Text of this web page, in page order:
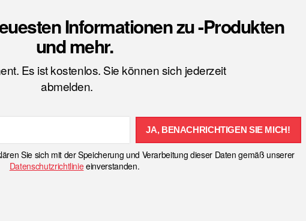
Informationen zu -Produkten
und mehr.
Es ist kostenlos. Sie können sich jederzeit
abmelden.
JA, BENACHRICHTIGEN SIE MICH!
Sie sich mit der Speicherung und Verarbeitung dieser Daten gemäß unserer
Datenschutzrichtlinieeinverstanden.